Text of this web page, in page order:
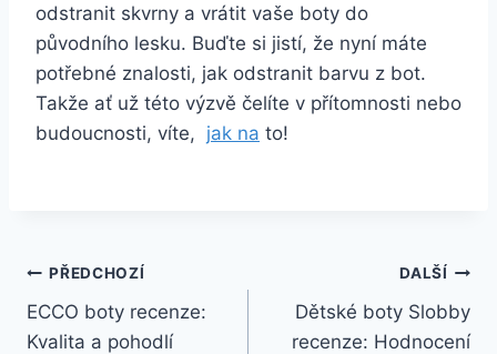
odstranit skvrny a‌ vrátit vaše boty do
původního lesku. Buďte si‍ jistí, ‌že nyní máte ​
potřebné ⁤znalosti,‍ jak odstranit barvu z bot.
Takže ať už této výzvě čelíte v přítomnosti nebo
‌budoucnosti, víte, ⁤ jak na to!
Navigace
pro
PŘEDCHOZÍ
ECCO boty recenze:
Kvalita a pohodlí
DALŠÍ
Dětské boty Slobby
recenze: Hodnocení